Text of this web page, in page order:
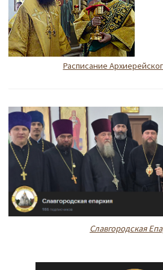
Расписание
Славгородская